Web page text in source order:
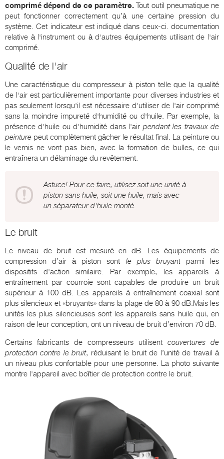
comprimé dépend de ce paramètre. Tout outil pneumatique ne
peut fonctionner correctement qu’à une certaine pression du
système. Cet indicateur est indiqué dans ceux-ci. documentation
relative à l'instrument ou à d'autres équipements utilisant de l'air
comprimé.
Qualité de l'air
Une caractéristique du compresseur à piston telle que la qualité
de l'air est particulièrement importante pour diverses industries et
pas seulement lorsqu'il est nécessaire d'utiliser de l'air comprimé
sans la moindre impureté d'humidité ou d'huile. Par exemple, la
présence d'huile ou d'humidité dans l'air pendant les travaux de
peinture peut complètement gâcher le résultat final. La peinture ou
le vernis ne vont pas bien, avec la formation de bulles, ce qui
entraînera un délaminage du revêtement.
Astuce! Pour ce faire, utilisez soit une unité à
piston sans huile, soit une huile, mais avec
un séparateur d'huile monté.
Le bruit
Le niveau de bruit est mesuré en dB. Les équipements de
compression d’air à piston sont le plus bruyantparmi les
dispositifs d'action similaire. Par exemple, les appareils à
entraînement par courroie sont capables de produire un bruit
supérieur à 100 dB. Les appareils à entraînement coaxial sont
plus silencieux et «bruyants» dans la plage de 80 à 90 dB.Mais les
unités les plus silencieuses sont les appareils sans huile qui, en
raison de leur conception, ont un niveau de bruit d’environ 70 dB.
Certains fabricants de compresseurs utilisent couvertures de
protection contre le bruit, réduisant le bruit de l’unité de travail à
un niveau plus confortable pour une personne. La photo suivante
montre l'appareil avec boîtier de protection contre le bruit.